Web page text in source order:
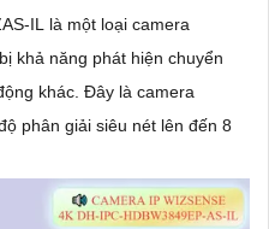
IL là một loại camera
khả năng phát hiện chuyển
là camera
phân giải siêu nét lên đến 8